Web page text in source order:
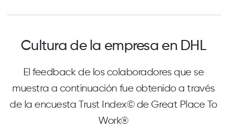
Cultura de la empresa en DHL
El feedback de los colaboradores que se
muestra a continuación fue obtenido a través
de la encuesta Trust Index© de Great Place To
Work®